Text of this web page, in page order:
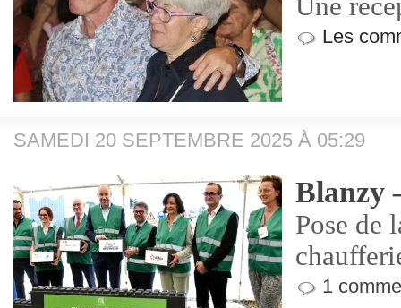
Une
Les
SAMEDI 20 SEPTEMBRE 2025 À 05:29
Blanzy
Pose de
1